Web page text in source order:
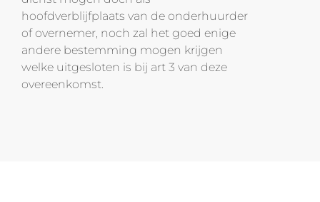
hoofdverblijfplaats van de onderhuurder
of overnemer, noch zal het goed enige
andere bestemming mogen krijgen
welke uitgesloten is bij art 3 van deze
overeenkomst.